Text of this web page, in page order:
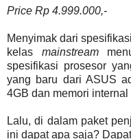
Price Rp 4.999.000,-
Menyimak dari
kelas mainstream
spesifikasi prosesor
yang baru dari ASUS
4GB dan memori
Lalu, di dalam paket
ini dapat apa saja?